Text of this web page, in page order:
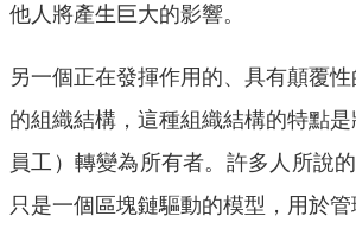
他人將產生巨大的影響。
另一個正在發揮作用的、具有顛覆
的組織結構，這種組織結構的特點
員工）轉變為所有者。許多人所說
只是一個區塊鏈驅動的模型，用於